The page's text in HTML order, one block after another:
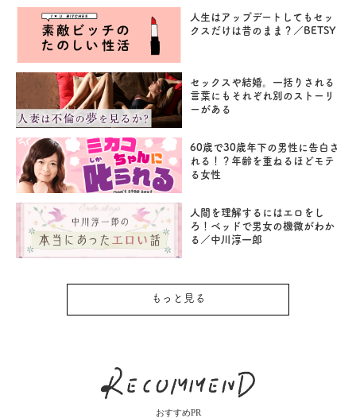
人生はアップデートしてもセッ
クスだけは昔のまま？／BETSY
セックスや結婚。一括りされる
言葉にもそれぞれ別のストーリ
ーがある
60歳で30歳年下の男性に告白さ
れる！？年齢を重ねるほどモテ
る女性
人間を理解するにはエロをし
ろ！ベッドで男女の機微がわか
る／中川淳一郎
もっと見る
おすすめPR